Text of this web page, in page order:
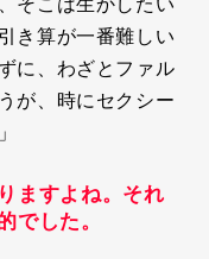
き算が一番難しい
に、わざとファル
が、時にセクシー
ますよね。それ
でした。